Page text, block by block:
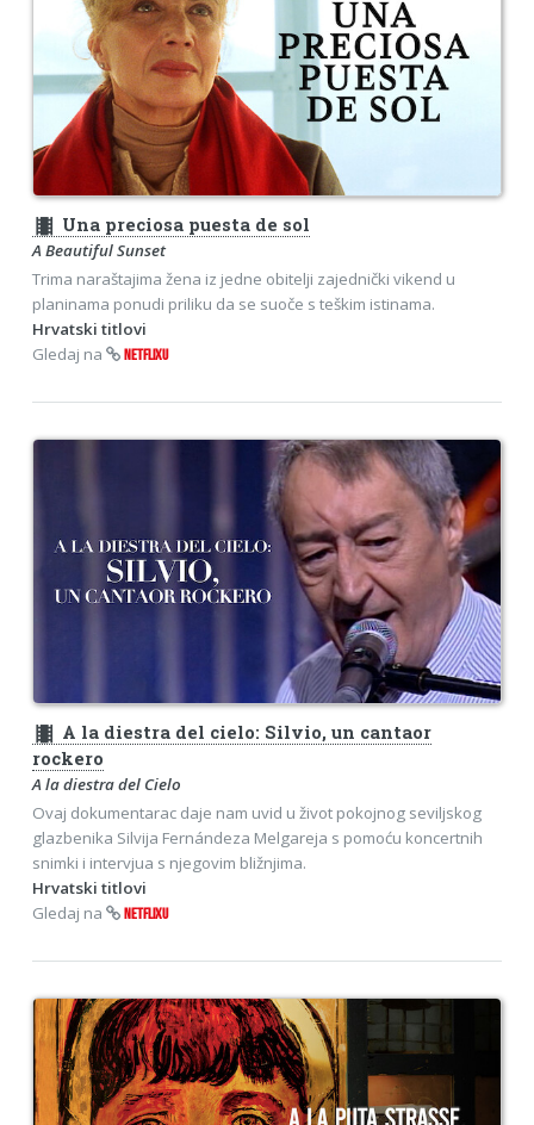
theaters Una preciosa puesta de sol
A Beautiful Sunset
Trima naraštajima žena iz jedne obitelji zajednički vikend u
planinama ponudi priliku da se suoče s teškim istinama.
Hrvatski titlovi
Gledaj na
NETFLIXU
theaters A la diestra del cielo: Silvio, un cantaor
rockero
A la diestra del Cielo
Ovaj dokumentarac daje nam uvid u život pokojnog seviljskog
glazbenika Silvija Fernándeza Melgareja s pomoću koncertnih
snimki i intervjua s njegovim bližnjima.
Hrvatski titlovi
Gledaj na
NETFLIXU